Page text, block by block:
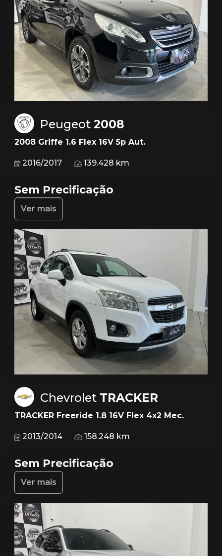
Peugeot 2008
2008 Griffe 1.6 Flex 16V 5p Aut.
2016/2017 139.428 km
Sem Precificação
Ver mais
Chevrolet TRACKER
TRACKER Freeride 1.8 16V Flex 4x2 Mec.
2013/2014 158.248 km
Sem Precificação
Ver mais